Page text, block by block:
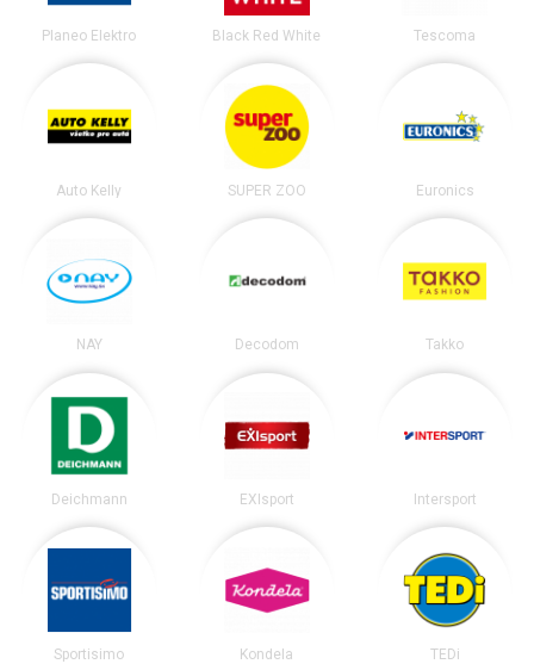
Planeo Elektro Black Red White Tescoma
Auto Kelly SUPER ZOO Euronics
NAY Decodom Takko
Deichmann EXIsport Intersport
Sportisimo Kondela TEDi